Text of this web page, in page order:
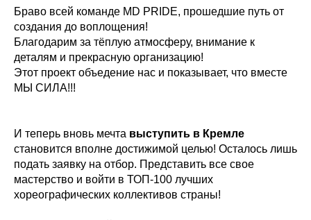
Браво всей команде MD PRIDE, прошедшие путь от
создания до воплощения!
Благодарим за тёплую атмосферу, внимание к
деталям и прекрасную организацию!
Этот проект объедение нас и показывает, что вместе
МЫ СИЛА!!!
И теперь вновь мечта выступить в Кремле
становится вполне достижимой целью! Осталось лишь
подать заявку на отбор. Представить все свое
мастерство и войти в ТОП-100 лучших
хореографических коллективов страны!